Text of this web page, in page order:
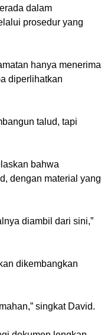
dalam
prosedur yang
hanya menerima
diperlihatkan
talud, tapi
bahwa
dengan material yang
diambil dari sini,”
dikembangkan
singkat David.